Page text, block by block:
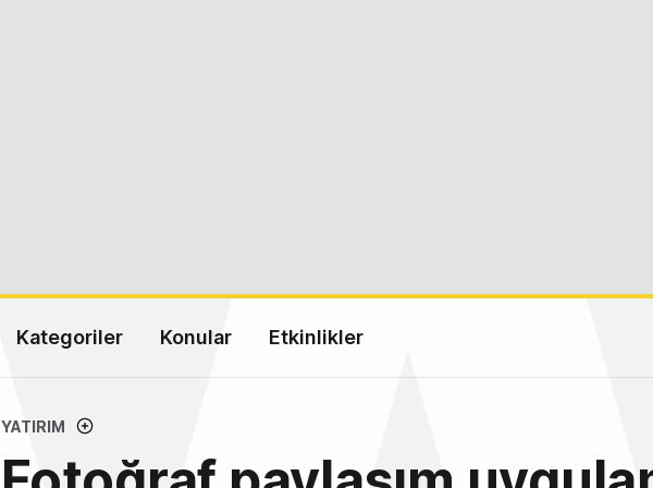
Kategoriler Konular Etkinlikler
YATIRIM